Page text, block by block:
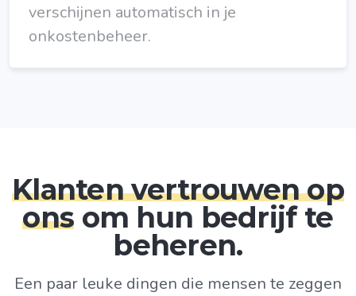
verschijnen automatisch in je
onkostenbeheer.
Klanten vertrouwen op
ons om hun bedrijf te
beheren.
Een paar leuke dingen die mensen te zeggen